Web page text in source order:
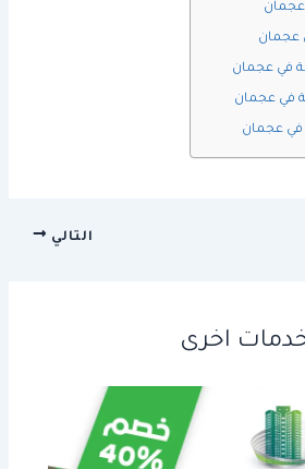
عجمان
في عجمان
في عجمان
في عجمان
التالي
اخرى